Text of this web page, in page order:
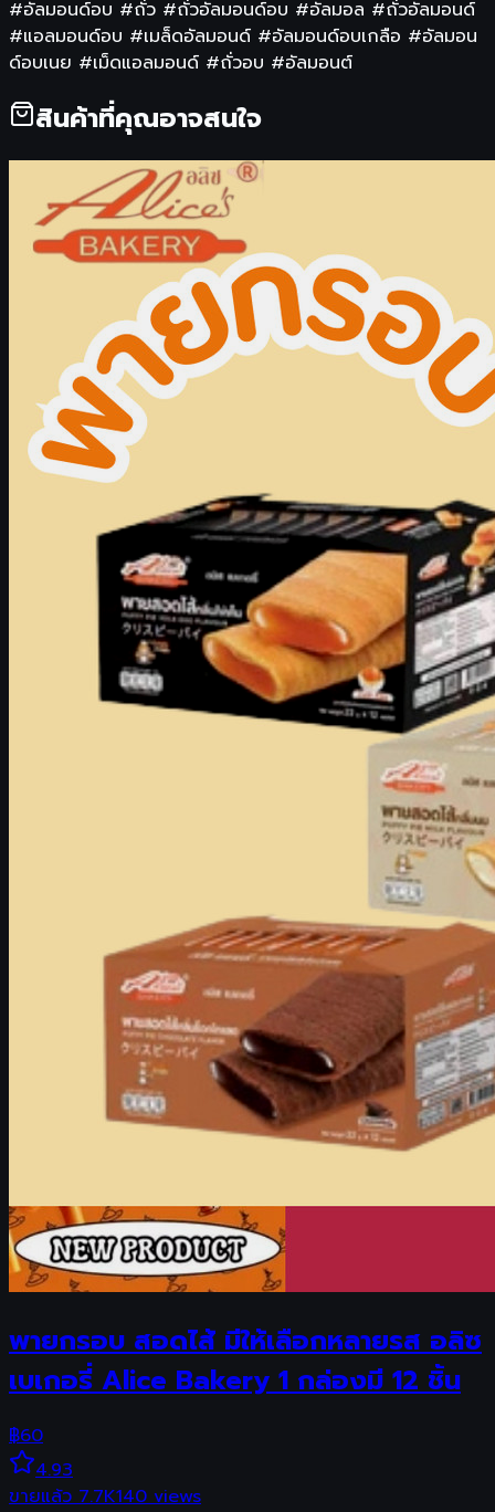
#อัลมอนด์อบ #ถั่ว #ถั่วอัลมอนด์อบ #อัลมอล #ถั่วอัลมอนด์
#แอลมอนด์อบ #เมล็ดอัลมอนด์ #อัลมอนด์อบเกลือ #อัลมอน
ด์อบเนย #เม็ดแอลมอนด์ #ถั่วอบ #อัลมอนต์
สินค้าที่คุณอาจสนใจ
พายกรอบ สอดไส้ มีให้เลือกหลายรส อลิซ
เบเกอรี่ Alice Bakery 1 กล่องมี 12 ชิ้น
฿60
4.93
ขายแล้ว7.7K140views